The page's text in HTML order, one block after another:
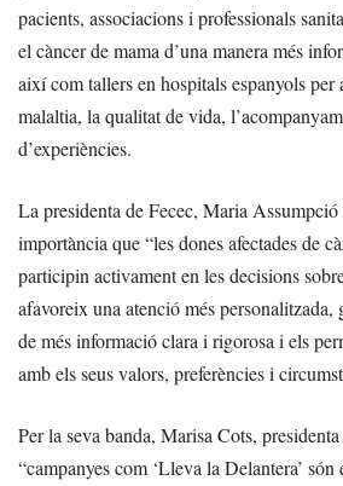
pacients, associacions i professionals
el càncer de mama d’una manera més
així com tallers en hospitals espanyols per
malaltia, la qualitat de vida,
d’experiències.
La presidenta de Fecec, Maria
importància que “les dones afectades de
participin activament en les decisions
afavoreix una atenció més personalitzada,
de més informació clara i rigorosa i els
amb els seus valors, preferències i
Per la seva banda, Marisa Cots,
“campanyes com ‘Lleva la Delantera’ són